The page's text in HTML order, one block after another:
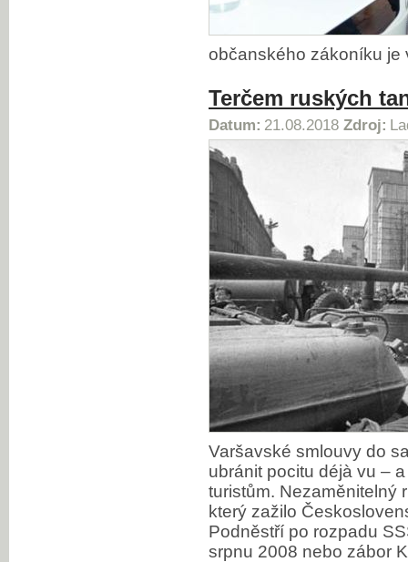
občanského zákoníku je
Terčem ruských
Datum: 21.08.2018 Zdroj:
Varšavské smlouvy do
ubránit pocitu déjà vu –
turistům. Nezaměnitelný
který zažilo
Podněstří po rozpadu
srpnu 2008 nebo zábor